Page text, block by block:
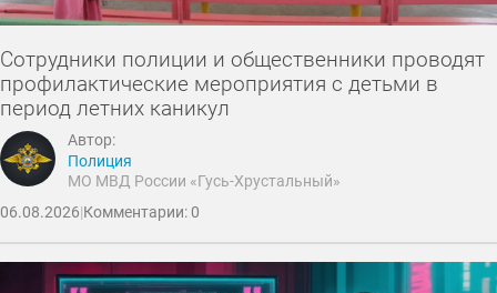
Сотрудники полиции и общественники проводят
профилактические мероприятия с детьми в
период летних каникул
Автор:
Полиция
МО МВД России «Гусь-Хрустальный»
06.08.2026|Комментарии: 0